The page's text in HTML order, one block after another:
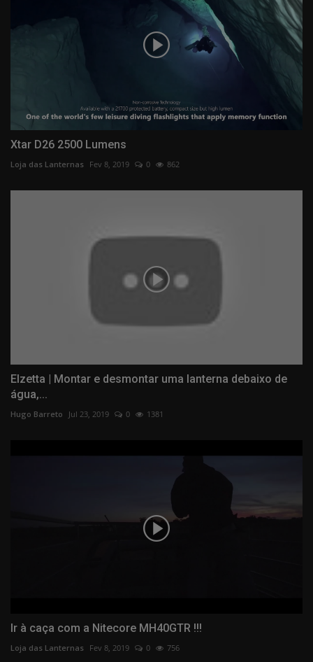
Xtar D26 2500 Lumens
Loja das Lanternas Fev 8, 2019 0 862
Elzetta | Montar e desmontar uma lanterna debaixo de
água,...
Hugo Barreto Jul 23, 2019 0 1381
Ir à caça com a Nitecore MH40GTR !!!
Loja das Lanternas Fev 8, 2019 0 756